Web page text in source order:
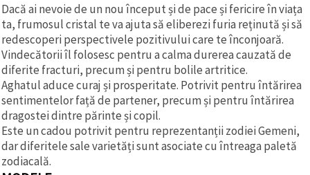
Dacă ai nevoie de un nou început și de pace și fericire în viața
ta, frumosul cristal te va ajuta să eliberezi furia reținută și să
redescoperi perspectivele pozitivului care te înconjoară.
Vindecătorii îl folosesc pentru a calma durerea cauzată de
diferite fracturi, precum și pentru bolile artritice.
Aghatul aduce curaj și prosperitate. Potrivit pentru întărirea
sentimentelor față de partener, precum și pentru întărirea
dragostei dintre părinte și copil.
Este un cadou potrivit pentru reprezentanții zodiei Gemeni,
dar diferitele sale varietăți sunt asociate cu întreaga paletă
zodiacală.